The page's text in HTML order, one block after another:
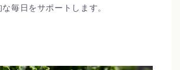
毎日をサポートします。